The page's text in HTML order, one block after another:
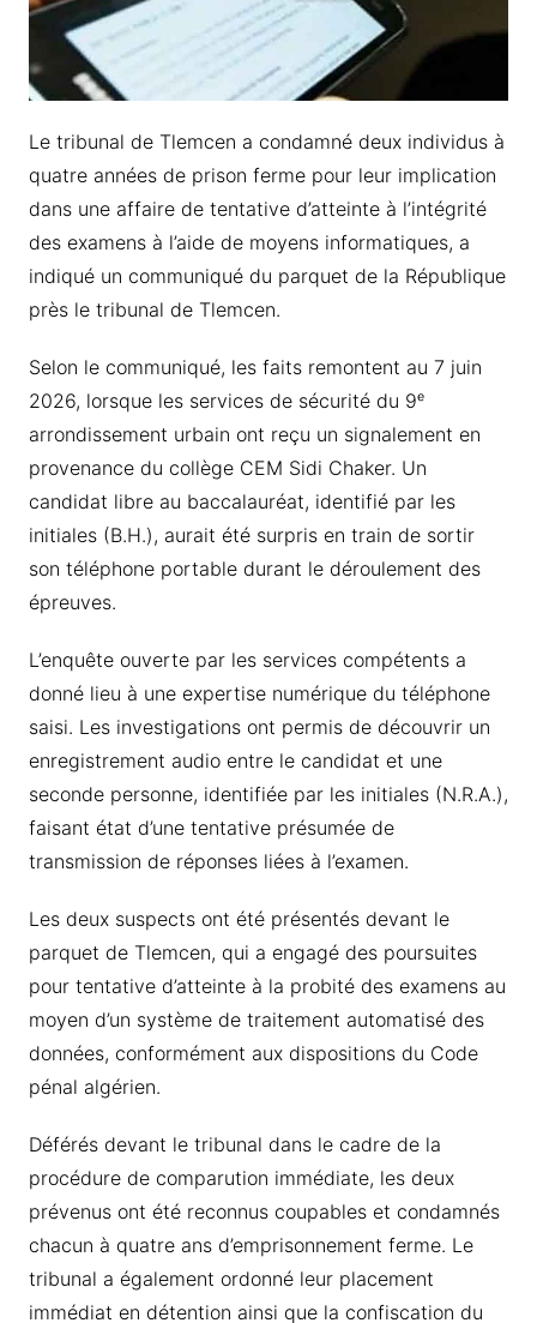
Le tribunal de Tlemcen a condamné deux individus à
quatre années de prison ferme pour leur implication
dans une affaire de tentative d’atteinte à l’intégrité
des examens à l’aide de moyens informatiques, a
indiqué un communiqué du parquet de la République
près le tribunal de Tlemcen.
Selon le communiqué, les faits remontent au 7 juin
2026, lorsque les services de sécurité du 9ᵉ
arrondissement urbain ont reçu un signalement en
provenance du collège CEM Sidi Chaker. Un
candidat libre au baccalauréat, identifié par les
initiales (B.H.), aurait été surpris en train de sortir
son téléphone portable durant le déroulement des
épreuves.
L’enquête ouverte par les services compétents a
donné lieu à une expertise numérique du téléphone
saisi. Les investigations ont permis de découvrir un
enregistrement audio entre le candidat et une
seconde personne, identifiée par les initiales (N.R.A.),
faisant état d’une tentative présumée de
transmission de réponses liées à l’examen.
Les deux suspects ont été présentés devant le
parquet de Tlemcen, qui a engagé des poursuites
pour tentative d’atteinte à la probité des examens au
moyen d’un système de traitement automatisé des
données, conformément aux dispositions du Code
pénal algérien.
Déférés devant le tribunal dans le cadre de la
procédure de comparution immédiate, les deux
prévenus ont été reconnus coupables et condamnés
chacun à quatre ans d’emprisonnement ferme. Le
tribunal a également ordonné leur placement
immédiat en détention ainsi que la confiscation du